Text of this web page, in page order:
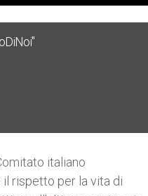
italiano
il rispetto per la vita di